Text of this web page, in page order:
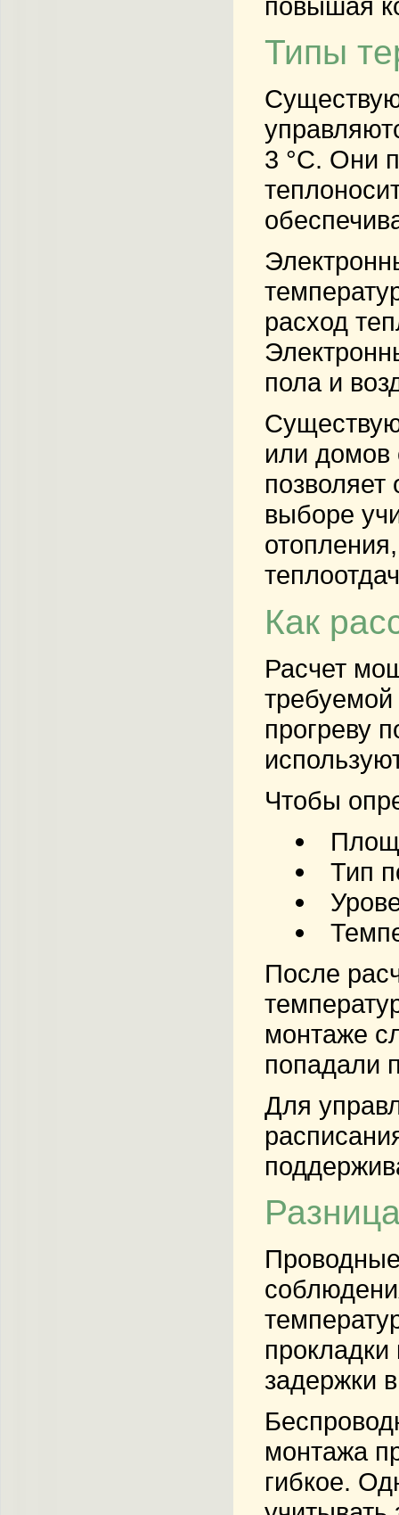
Типы
3 °C. Они
расход
пола и
или домов
выборе
Как
Расчет
прогреву
Чтобы
Тип
После
монтаже
попадали
Для
задержки
монтажа
гибкое.